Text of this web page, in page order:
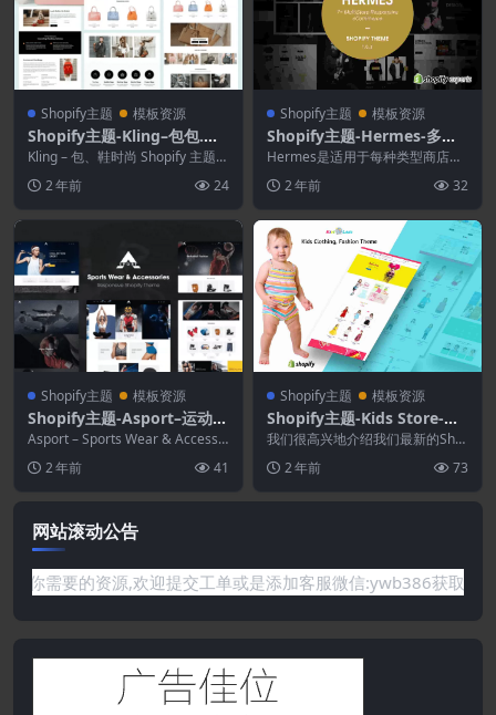
Shopify主题 模板资源
Shopify主题-Kling–包包.鞋
履时尚商店Shopify主题
Kling – 包、鞋时尚 Shopify 主题
分...2 年前 24
Shopify主题 模板资源
Shopify主题-Hermes-多商
店响应式Shopify主题
Hermes是适用于每种类型商店的
仕（Her...
2 年前 32
Shopify主题 模板资源
Shopify主题-Asport–运动服
装和配饰Shopify主题
Asport – Sports Wear & Accesso
ries 响...
2 年前 41
Shopify主题 模板资源
Shopify主题-Kids Store-童
装.时尚Shopify主题
我们很高兴地介绍我们最新的Sho
pify主题-儿童商店-响应式Shopify
主题...2 年前 73
网站滚动公告
网站没有你需要的资源,欢迎提交工单或是添加客服微信